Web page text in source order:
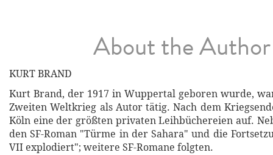
About the Author
KURT BRAND
Kurt Brand, der 1917 in Wuppertal geboren wurde,
Zweiten Weltkrieg als Autor tätig. Nach dem
Köln eine der größten privaten Leihbüchereien auf.
den SF-Roman "Türme in der Sahara" und die
VII explodiert"; weitere SF-Romane folgten.